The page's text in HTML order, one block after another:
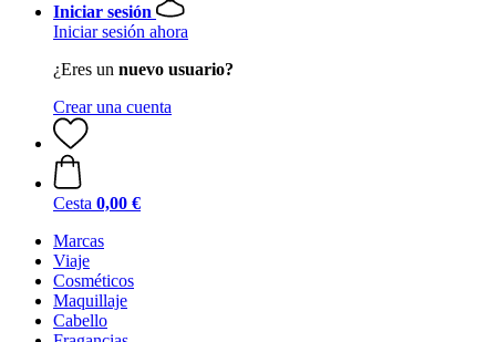
Iniciar sesión
Iniciar sesión ahora
¿Eres un nuevo usuario?
Crear una cuenta
Cesta 0,00 €
Marcas
Viaje
Cosméticos
Maquillaje
Cabello